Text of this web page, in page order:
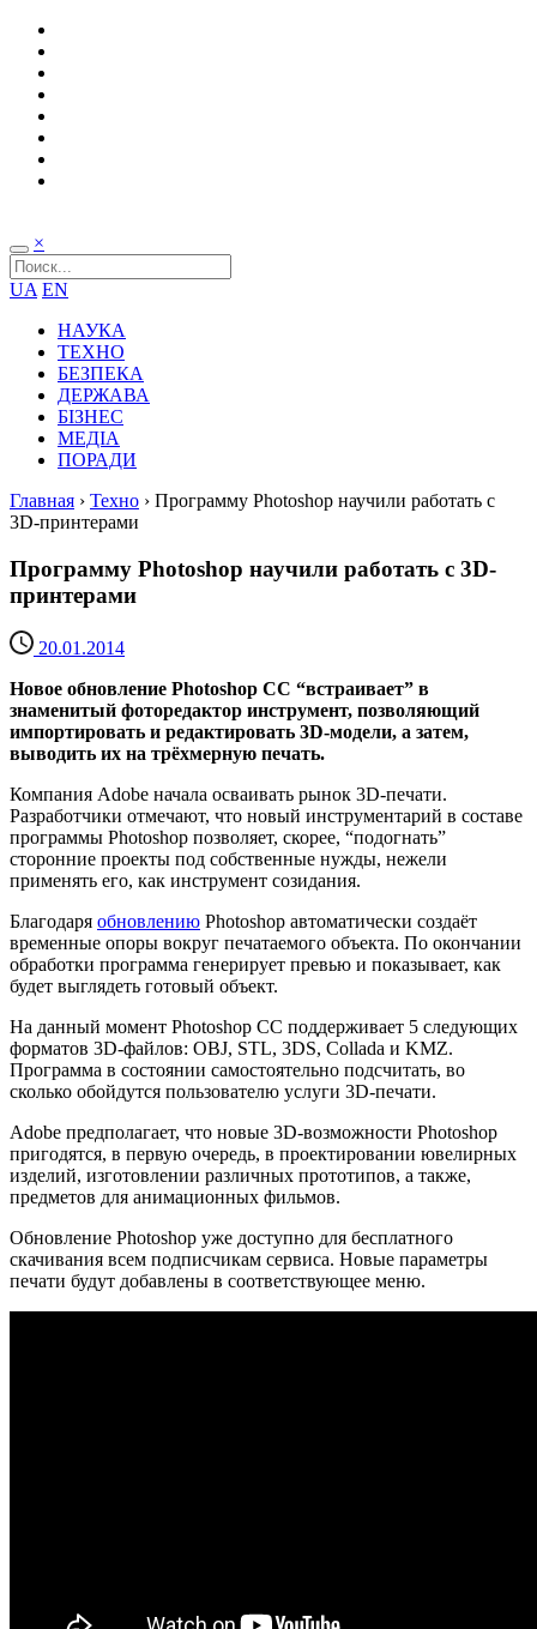
×
UA EN
НАУКА
ТЕХНО
БЕЗПЕКА
ДЕРЖАВА
БІЗНЕС
МЕДІА
ПОРАДИ
Главная › Техно › Программу Photoshop научили работать с
3D-принтерами
Программу Photoshop научили работать с 3D-
принтерами
20.01.2014
Новое обновление Photoshop CC “встраивает” в
знаменитый фоторедактор инструмент, позволяющий
импортировать и редактировать 3D-модели, а затем,
выводить их на трёхмерную печать.
Компания Adobe начала осваивать рынок 3D-печати.
Разработчики отмечают, что новый инструментарий в составе
программы Photoshop позволяет, скорее, “подогнать”
сторонние проекты под собственные нужды, нежели
применять его, как инструмент созидания.
Благодаря обновлению Photoshop автоматически создаёт
временные опоры вокруг печатаемого объекта. По окончании
обработки программа генерирует превью и показывает, как
будет выглядеть готовый объект.
На данный момент Photoshop CC поддерживает 5 следующих
форматов 3D-файлов: OBJ, STL, 3DS, Collada и KMZ.
Программа в состоянии самостоятельно подсчитать, во
сколько обойдутся пользователю услуги 3D-печати.
Adobe предполагает, что новые 3D-возможности Photoshop
пригодятся, в первую очередь, в проектировании ювелирных
изделий, изготовлении различных прототипов, а также,
предметов для анимационных фильмов.
Обновление Photoshop уже доступно для бесплатного
скачивания всем подписчикам сервиса. Новые параметры
печати будут добавлены в соответствующее меню.